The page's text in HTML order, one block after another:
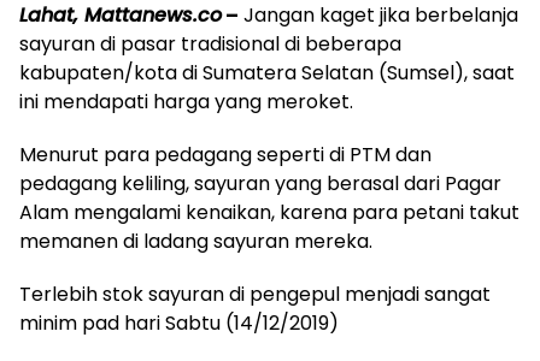
Lahat, Mattanews.co– Jangan kaget jika berbelanja
sayuran di pasar tradisional di beberapa
kabupaten/kota di Sumatera Selatan (Sumsel), saat
ini mendapati harga yang meroket.
Menurut para pedagang seperti di PTM dan
pedagang keliling, sayuran yang berasal dari Pagar
Alam mengalami kenaikan, karena para petani takut
memanen di ladang sayuran mereka.
Terlebih stok sayuran di pengepul menjadi sangat
minim pad hari Sabtu (14/12/2019)